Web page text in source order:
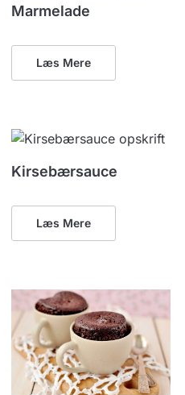
Marmelade
Læs Mere
Kirsebærsauce
Læs Mere